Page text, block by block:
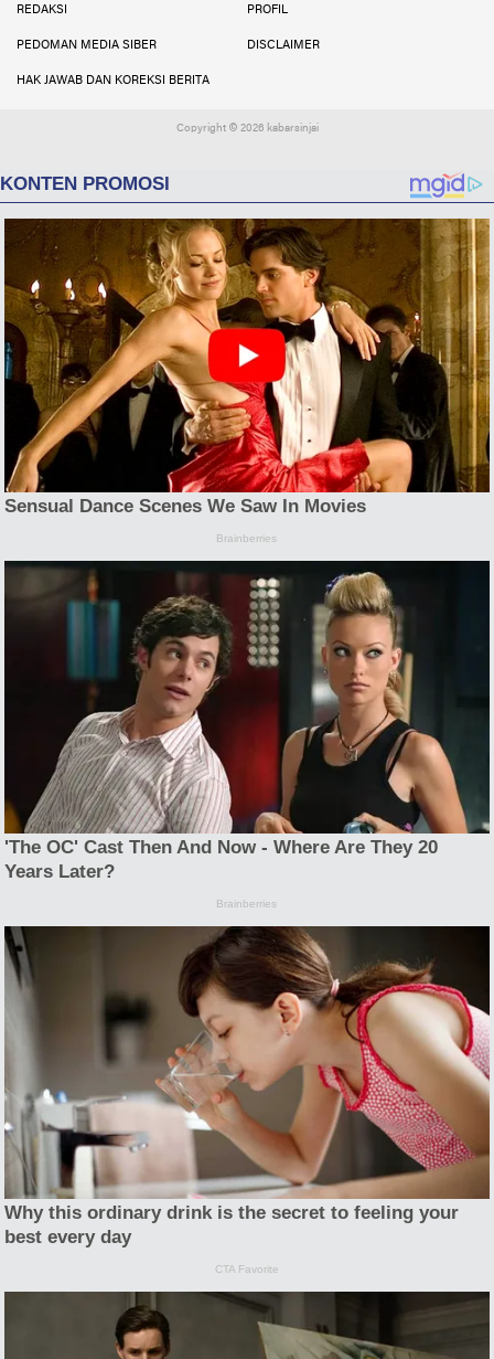
REDAKSI
PROFIL
PEDOMAN MEDIA SIBER DISCLAIMER
HAK JAWAB DAN KOREKSI BERITA
Copyright © 2026 kabarsinjai